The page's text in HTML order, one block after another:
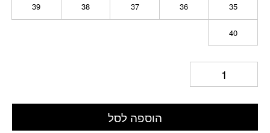
35
36
37
38
39
40
הוספה לסל